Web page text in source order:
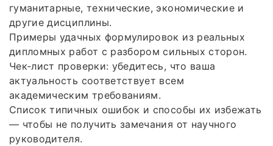
гуманитарные, технические, экономические и
другие дисциплины.
Примеры удачных формулировок из реальных
дипломных работ с разбором сильных сторон.
Чек‑лист проверки: убедитесь, что ваша
актуальность соответствует всем
академическим требованиям.
Список типичных ошибок и способы их избежать
— чтобы не получить замечания от научного
руководителя.